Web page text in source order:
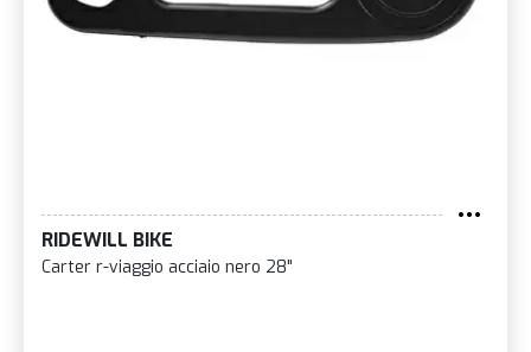
RIDEWILL BIKE
Carter r-viaggio acciaio nero 28"